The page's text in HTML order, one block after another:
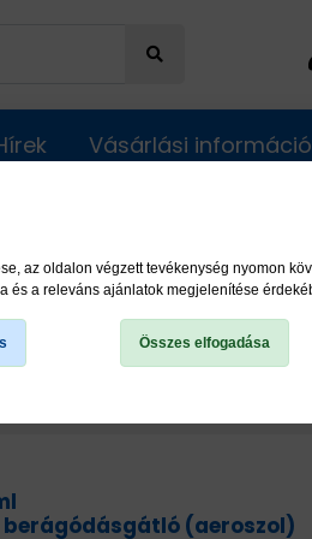
az oldalon végzett tevékenység nyomon
és a releváns ajánlatok megjelenítése
Összes elfogadása
Vásárlási
(aeroszol)